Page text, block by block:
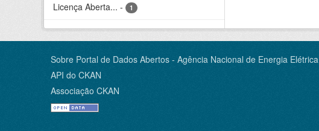
Licença Aberta... - 1
Sobre Portal de Dados Abertos - Agência Nacional de Energia Elétrica
API do CKAN
Associação CKAN